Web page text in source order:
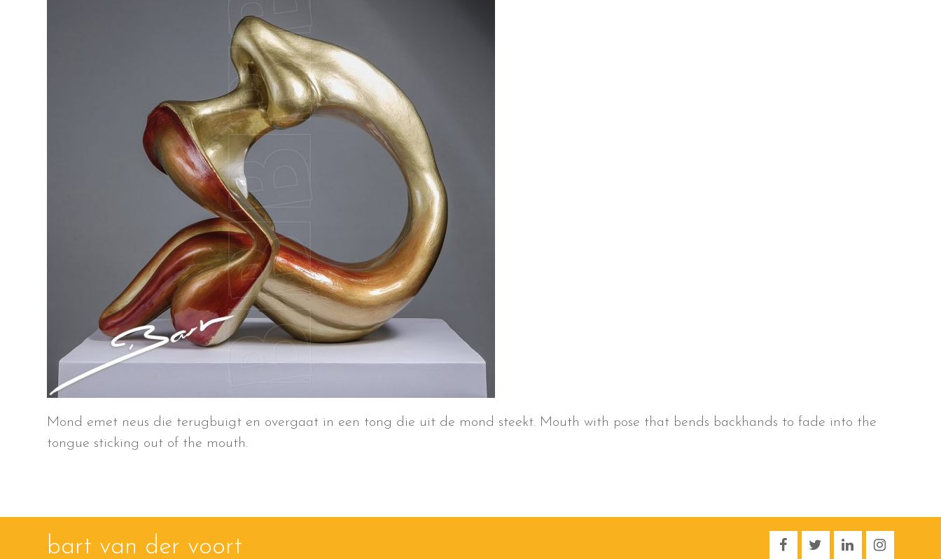
Mond emet neus die terugbuigt en overgaat in een tong die uit de mond steekt. Mouth with pose that bends backhands to fade into the
tongue sticking out of the mouth.
bart van der voort